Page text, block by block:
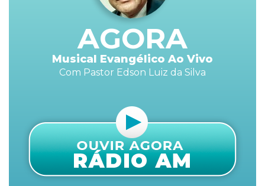
AGORA
Musical Evangélico Ao Vivo
Com Pastor Edson Luiz da Silva